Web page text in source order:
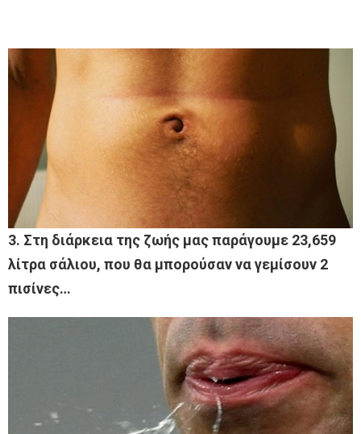
3. Στη διάρκεια της ζωής μας παράγουμε 23,659
λίτρα σάλιου, που θα μπορούσαν να γεμίσουν 2
πισίνες…